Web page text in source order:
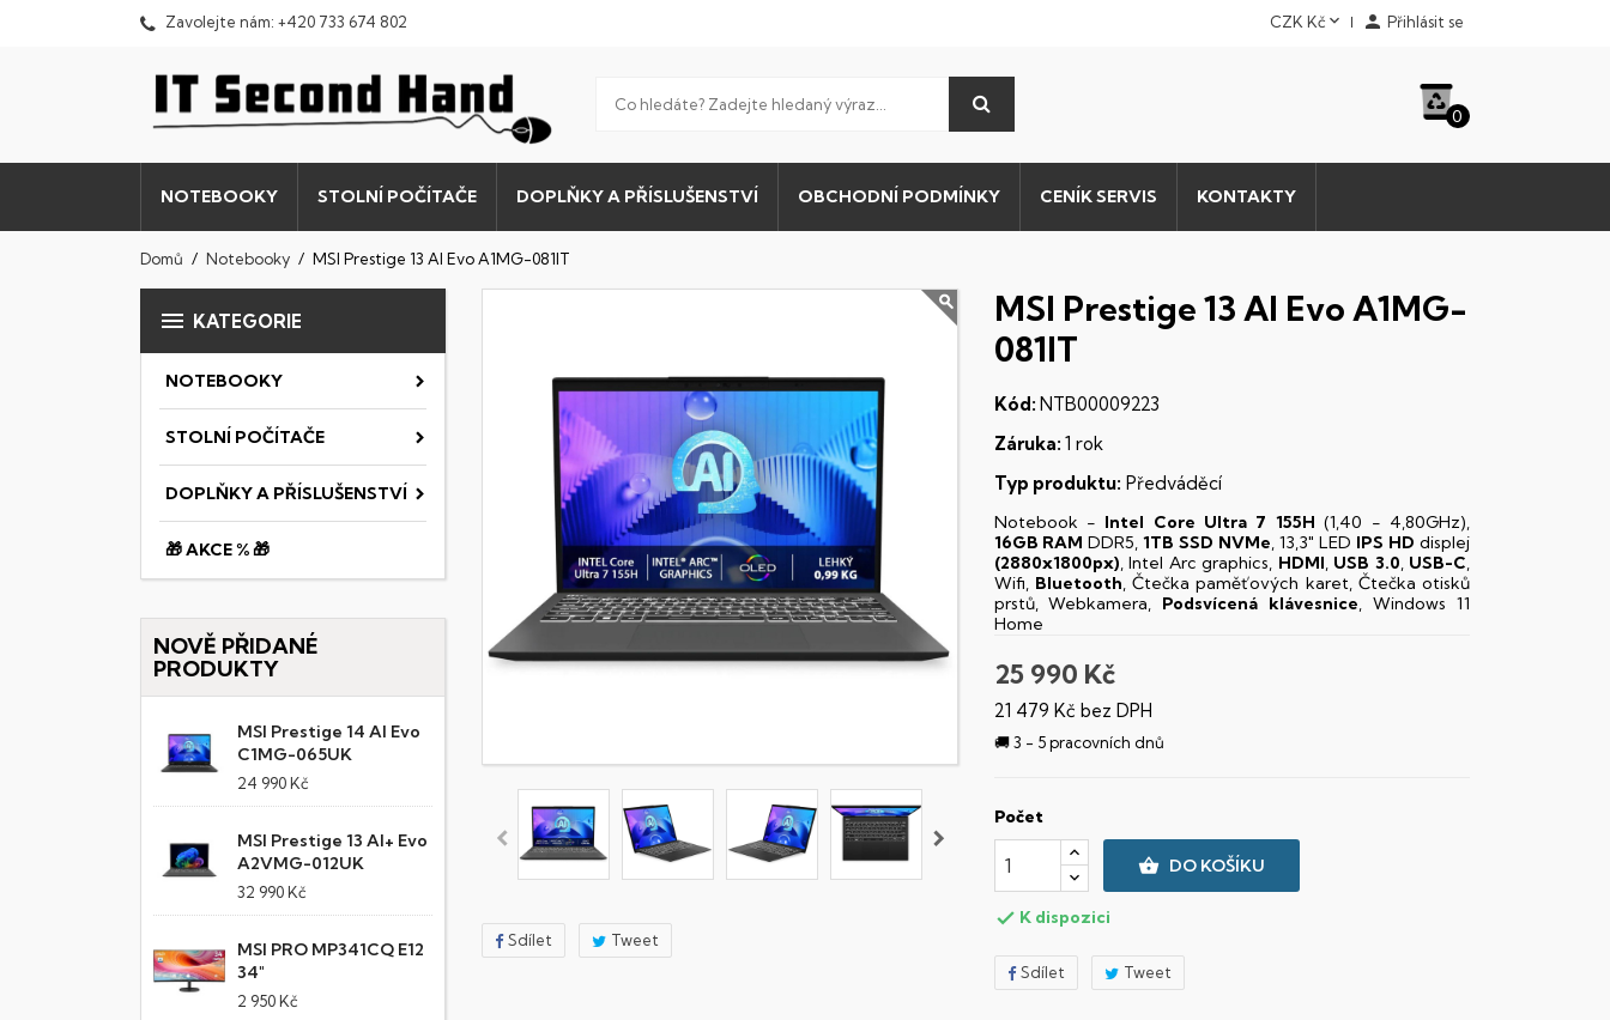
Zavolejte nám: +420 733 674 802 CZK Kč  Přihlásit se
0
NOTEBOOKY STOLNÍ POČÍTAČE DOPLŇKY A PŘÍSLUŠENSTVÍ OBCHODNÍ PODMÍNKY CENÍK SERVIS KONTAKTY
Domů Notebooky MSI Prestige 13 AI Evo A1MG-081IT
 KATEGORIE
NOTEBOOKY
STOLNÍ POČÍTAČE
DOPLŇKY A PŘÍSLUŠENSTVÍ
🎁 AKCE % 🎁
NOVĚ PŘIDANÉ
PRODUKTY
MSI Prestige 14 AI Evo
C1MG-065UK
24 990 Kč
MSI Prestige 13 AI+ Evo
A2VMG-012UK
32 990 Kč
MSI PRO MP341CQ E12
34"
2 950 Kč
Sdílet Tweet
MSI Prestige 13 AI Evo A1MG-
081IT
Kód: NTB00009223
Záruka: 1 rok
Typ produktu: Předváděcí
Notebook - Intel Core Ultra 7 155H(1,40 - 4,80GHz),
16GB RAM DDR5,1TB SSD NVMe, 13,3" LED IPS HD displej
(2880x1800px), Intel Arc graphics, HDMI, USB 3.0, USB-C,
Wifi, Bluetooth, Čtečka paměťových karet, Čtečka otisků
prstů, Webkamera, Podsvícená klávesnice, Windows 11
Home
25 990 Kč
21 479 Kč bez DPH
🚚 3 - 5 pracovních dnů
Počet
 DO KOŠÍKU
 K dispozici
Sdílet Tweet